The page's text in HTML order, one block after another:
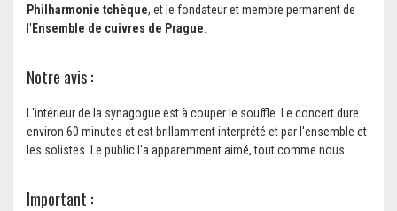
Philharmonie tchèque, et le fondateur et membre permanent de
l' Ensemble de cuivres de Prague.
Notre avis :
L'intérieur de la synagogue est à couper le souffle. Le concert dure
environ 60 minutes et est brillamment interprété et par l'ensemble et
les solistes. Le public l'a apparemment aimé, tout comme nous.
Important :